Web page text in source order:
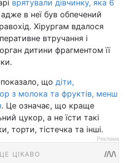
врятували дівчинку, яка 6
в неї був обпечений
Хірургам вдалося
втручання і
дитини фрагментом її
що діти,
з молока та фруктів, менш
. Це означає, що краще
цукор, а не їсти такі
торти, тістечка та інші.
Реклама